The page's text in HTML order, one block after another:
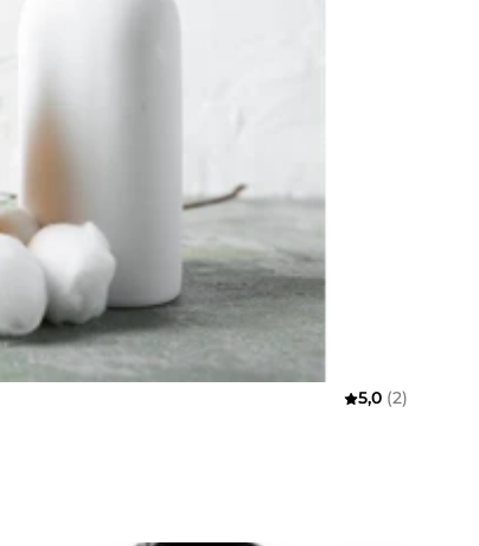
5,0 (2)